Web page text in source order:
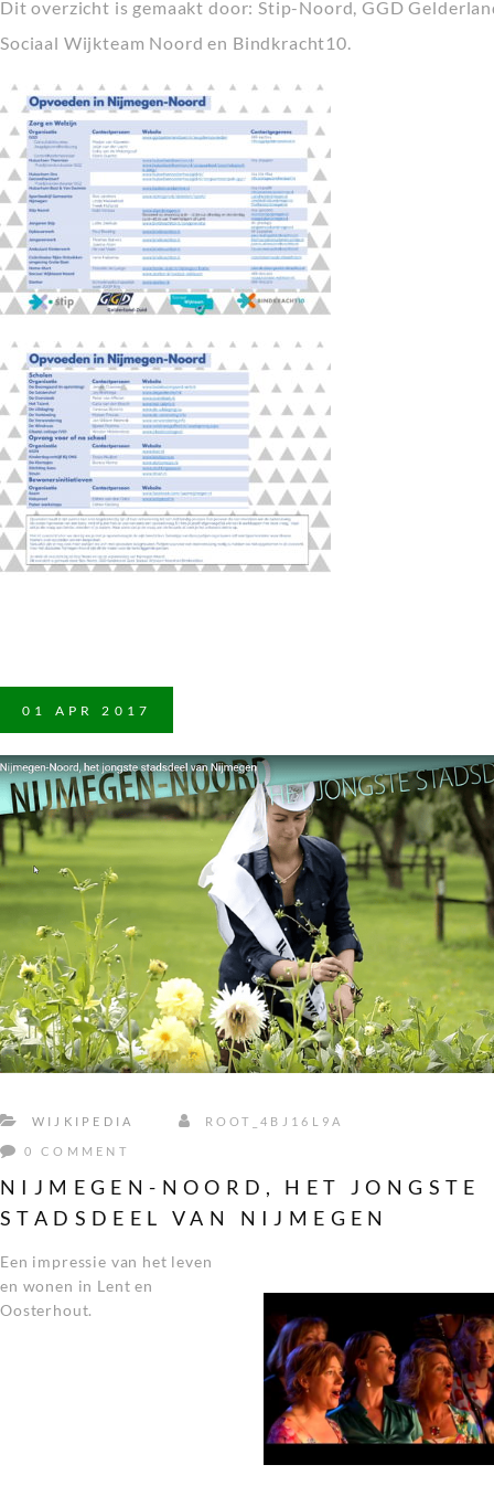
Dit overzicht is gemaakt door: Stip-Noord, GGD
Sociaal Wijkteam Noord en Bindkracht10.
01 APR 2017
WIJKIPEDIA ROOT_4BJ16L9A
0 COMMENT
NIJMEGEN-NOORD, HET JONGSTE
STADSDEEL VAN NIJMEGEN
Een impressie van het leven
en wonen in Lent en
Oosterhout.